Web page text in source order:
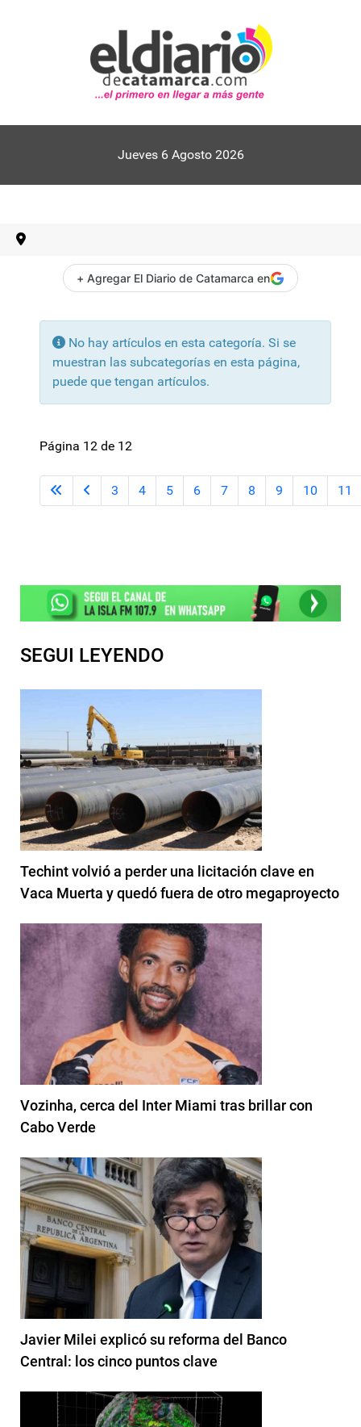
Jueves 6 Agosto 2026
+ Agregar El Diario de Catamarca en
Información
No hay artículos en esta categoría. Si se
muestran las subcategorías en esta página,
puede que tengan artículos.
Página 12 de 12
3 4 5 6 7 8 9 10 11
SEGUI LEYENDO
Techint volvió a perder una licitación clave en
Vaca Muerta y quedó fuera de otro megaproyecto
Vozinha, cerca del Inter Miami tras brillar con
Cabo Verde
Javier Milei explicó su reforma del Banco
Central: los cinco puntos clave